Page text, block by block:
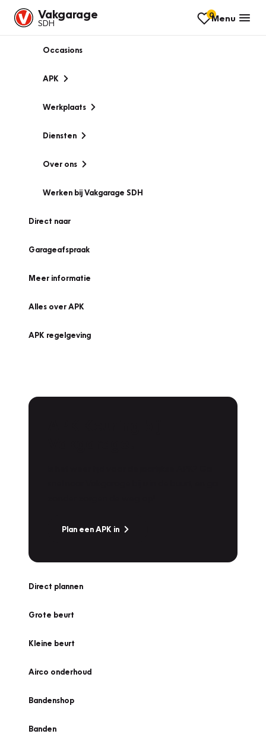
Vakgarage
SDH
0Menu
Occasions
APK
Werkplaats
Diensten
Over ons
Werken bij Vakgarage SDH
Direct naar
Garageafspraak
Meer informatie
Alles over APK
APK regelgeving
Plan een APK in
Direct plannen
Grote beurt
Kleine beurt
Airco onderhoud
Bandenshop
Banden